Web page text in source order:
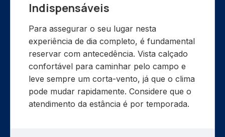
Indispensáveis
Para assegurar o seu lugar nesta
experiência de dia completo, é fundamental
reservar com antecedência. Vista calçado
confortável para caminhar pelo campo e
leve sempre um corta-vento, já que o clima
pode mudar rapidamente. Considere que o
atendimento da estância é por temporada.